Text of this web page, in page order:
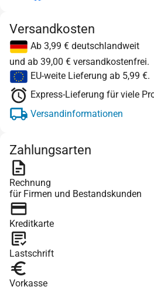
Versandkosten
Ab 3,99 € deutschlandweit
und ab 39,00 € versandkostenfrei.
EU-weite Lieferung ab 5,99 €.
Express-Lieferung für viele
Versandinformationen
Zahlungsarten
Rechnung
für Firmen und Bestandskunden
Kreditkarte
Lastschrift
Vorkasse